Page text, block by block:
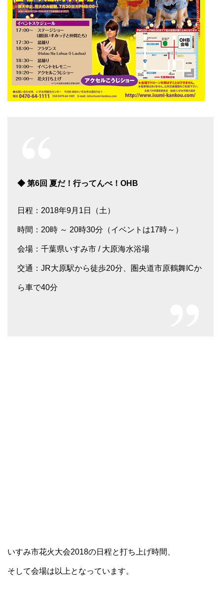
◆ 第6回 夏だ！行ってんべ！OHB
日程：2018年9月1日（土）
時間：20時 ～ 20時30分（イベントは17時～）
会場：千葉県いすみ市 / 大原海水浴場
交通：JR大原駅から徒歩20分、圏央道市原鶴舞ICか
ら車で40分
いすみ市花火大会2018の日程と打ち上げ時間、
そして会場は以上となっています。